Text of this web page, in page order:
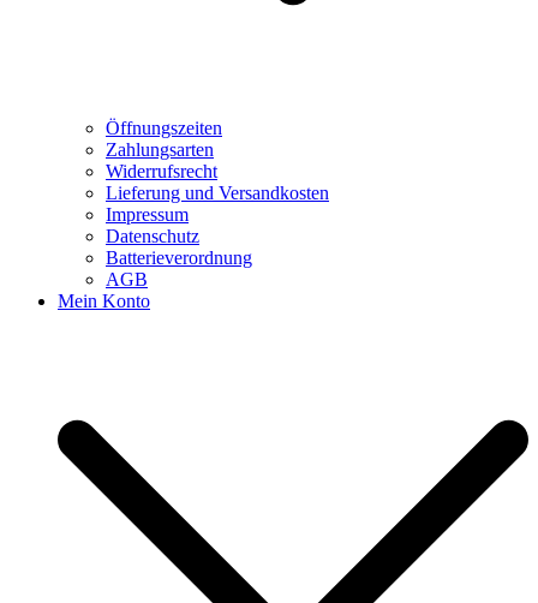
Öffnungszeiten
Zahlungsarten
Widerrufsrecht
Lieferung und Versandkosten
Impressum
Datenschutz
Batterieverordnung
AGB
Mein Konto